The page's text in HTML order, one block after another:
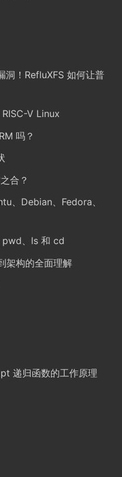
！RefluXFS 如何让普
V Linux
吗？
合？
、Debian、Fedora、
pwd、ls 和 cd
架构的全面理解
递归函数的工作原理